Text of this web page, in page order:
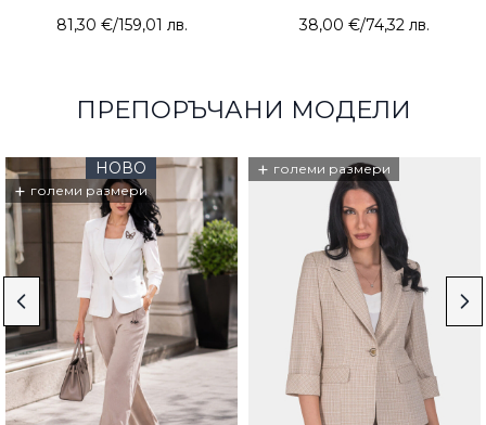
81,30 €/159,01 лв. 38,00 €/74,32 лв.
ПРЕПОРЪЧАНИ МОДЕЛИ
НОВО
+ големи размери
+ големи размери